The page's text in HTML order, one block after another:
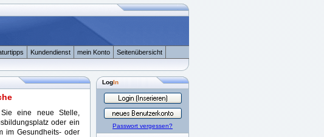
Kundendienst mein Konto
Seitenübersicht
eine neue Stelle,
oder ein
im Gesundheits- oder
LogIn
Passwort vergessen?